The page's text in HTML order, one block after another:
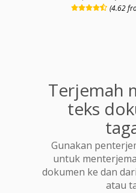
(4.62
Terjemah
teks
Gunakan
untuk
dokumen ke dan
atau